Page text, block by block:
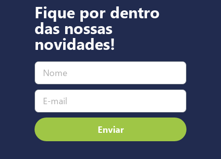
Fique por dentro
das nossas
novidades!
Enviar